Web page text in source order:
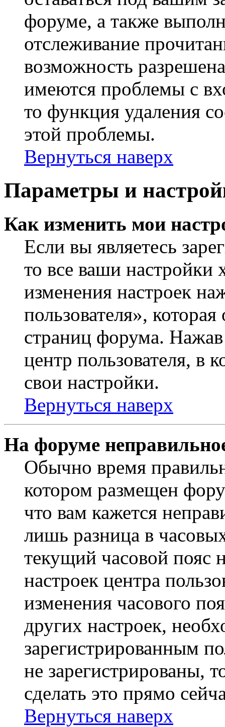
форуме, а также
отслеживание
возможность
имеются проблемы с
то функция удаления
этой проблемы.
Вернуться наверх
Параметры и
Как изменить мои
Если вы являетесь
то все ваши настройки
изменения настроек
пользователя»,
страниц форума.
центр пользователя, в
свои настройки.
Вернуться наверх
На форуме
Обычно время
котором размещен
что вам кажется
лишь разница в
текущий часовой пояс
настроек центра
изменения часового
других настроек,
зарегистрированным
не зарегистрированы,
сделать это прямо
Вернуться наверх